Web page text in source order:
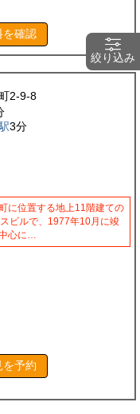
絞り込み
を確認
2-9-8
3分
に位置する地上11階建ての
ビルで、1977年10月に竣
心に…
を予約